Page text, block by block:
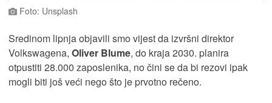
Foto: Unsplash
Sredinom lipnja objavili smo vijest da izvršni direktor
Volkswagena, Oliver Blume, do kraja 2030. planira
otpustiti 28.000 zaposlenika, no čini se da bi rezovi ipak
mogli biti još veći nego što je prvotno rečeno.